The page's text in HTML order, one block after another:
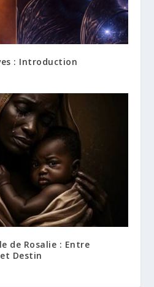
: Introduction
de Rosalie : Entre
Destin